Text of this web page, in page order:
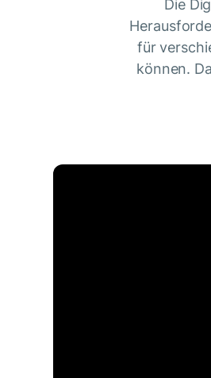
Die
für
können.